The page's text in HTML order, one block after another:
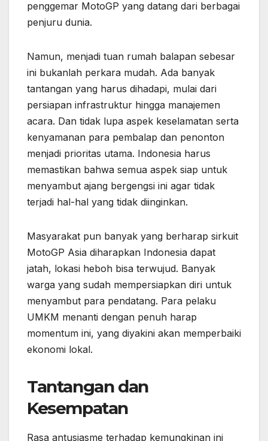
penggemar MotoGP yang datang dari berbagai
penjuru dunia.
Namun, menjadi tuan rumah balapan sebesar
ini bukanlah perkara mudah. Ada banyak
tantangan yang harus dihadapi, mulai dari
persiapan infrastruktur hingga manajemen
acara. Dan tidak lupa aspek keselamatan serta
kenyamanan para pembalap dan penonton
menjadi prioritas utama. Indonesia harus
memastikan bahwa semua aspek siap untuk
menyambut ajang bergengsi ini agar tidak
terjadi hal-hal yang tidak diinginkan.
Masyarakat pun banyak yang berharap sirkuit
MotoGP Asia diharapkan Indonesia dapat
jatah, lokasi heboh bisa terwujud. Banyak
warga yang sudah mempersiapkan diri untuk
menyambut para pendatang. Para pelaku
UMKM menanti dengan penuh harap
momentum ini, yang diyakini akan memperbaiki
ekonomi lokal.
Tantangan dan
Kesempatan
Rasa antusiasme terhadap kemungkinan ini